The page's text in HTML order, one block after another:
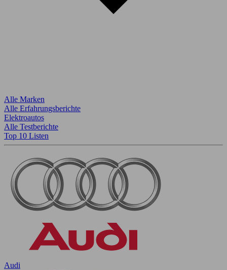
Alle Marken
Alle Erfahrungsberichte
Elektroautos
Alle Testberichte
Top 10 Listen
Audi